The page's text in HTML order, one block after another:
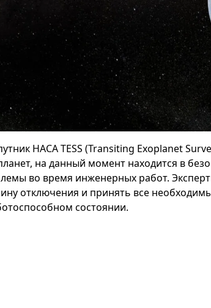
НАСА TESS (Transiting Exoplanet
на данный момент находится в
во время инженерных работ.
отключения и принять все
состоянии.